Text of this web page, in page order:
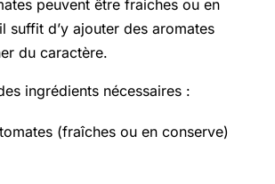
peuvent être fraiches ou en
suffit d’y ajouter des aromates
du caractère.
ingrédients nécessaires :
(fraîches ou en conserve)